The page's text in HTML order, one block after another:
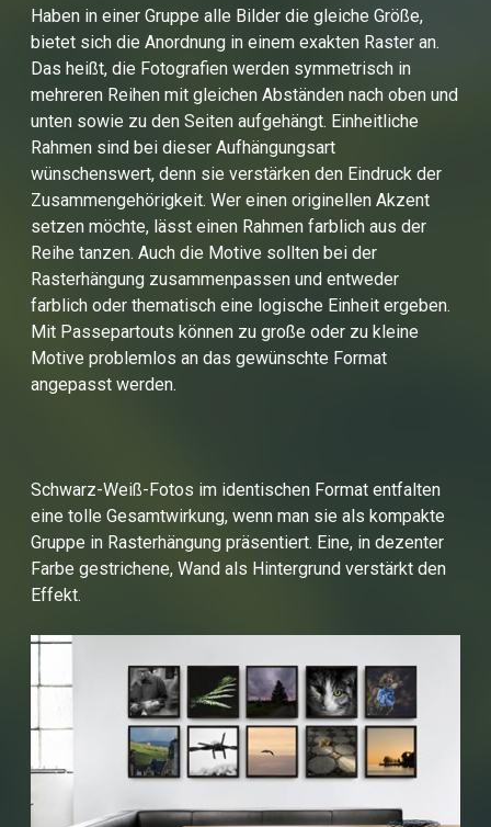
Haben in einer Gruppe alle Bilder die gleiche Größe,
bietet sich die Anordnung in einem exakten Raster an.
Das heißt, die Fotografien werden symmetrisch in
mehreren Reihen mit gleichen Abständen nach oben und
unten sowie zu den Seiten aufgehängt. Einheitliche
Rahmen sind bei dieser Aufhängungsart
wünschenswert, denn sie verstärken den Eindruck der
Zusammengehörigkeit. Wer einen originellen Akzent
setzen möchte, lässt einen Rahmen farblich aus der
Reihe tanzen. Auch die Motive sollten bei der
Rasterhängung zusammenpassen und entweder
farblich oder thematisch eine logische Einheit ergeben.
Mit Passepartouts können zu große oder zu kleine
Motive problemlos an das gewünschte Format
angepasst werden.
Schwarz-Weiß-Fotos im identischen Format entfalten
eine tolle Gesamtwirkung, wenn man sie als kompakte
Gruppe in Rasterhängung präsentiert. Eine, in dezenter
Farbe gestrichene, Wand als Hintergrund verstärkt den
Effekt.